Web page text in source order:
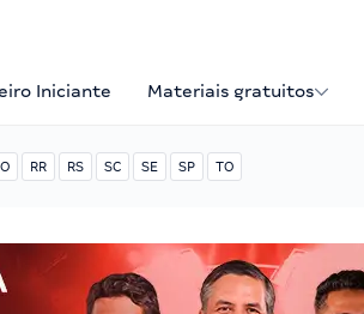
Iniciante Materiais gratuitos
RR RS SC SE SP TO